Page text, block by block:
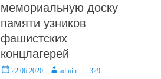
мемориальную доску
памяти узников
фашистских
концлагерей
Posted22.06.2020 Authoradmin 329